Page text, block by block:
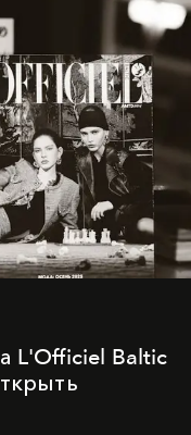
L'Officiel Baltic